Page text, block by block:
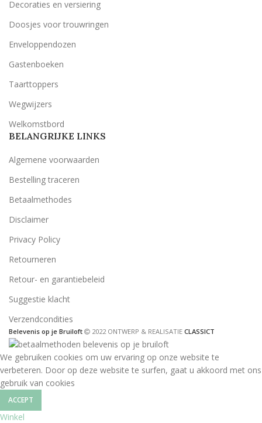
Decoraties en versiering
Doosjes voor trouwringen
Enveloppendozen
Gastenboeken
Taarttoppers
Wegwijzers
Welkomstbord
BELANGRIJKE LINKS
Algemene voorwaarden
Bestelling traceren
Betaalmethodes
Disclaimer
Privacy Policy
Retourneren
Retour- en garantiebeleid
Suggestie klacht
Verzendcondities
Belevenis op je Bruiloft 2022 ONTWERP & REALISATIE CLASSICT
We gebruiken cookies om uw ervaring op onze website te
verbeteren. Door op deze website te surfen, gaat u akkoord met ons
gebruik van cookies
ACCEPT
Winkel